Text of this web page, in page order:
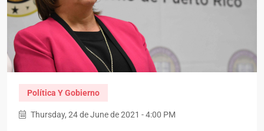
Política Y Gobierno
Thursday, 24 de June de 2021 - 4:00 PM